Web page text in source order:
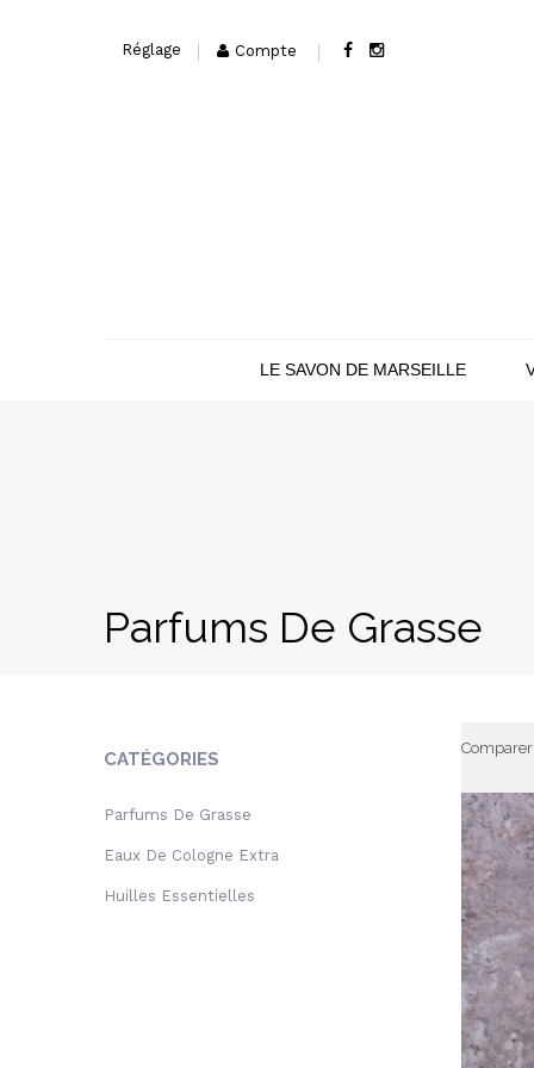
Réglage Compte
LE SAVON DE MARSEILLE
Parfums De Grasse
CATÉGORIES
Parfums De Grasse
Eaux De Cologne Extra
Huilles Essentielles